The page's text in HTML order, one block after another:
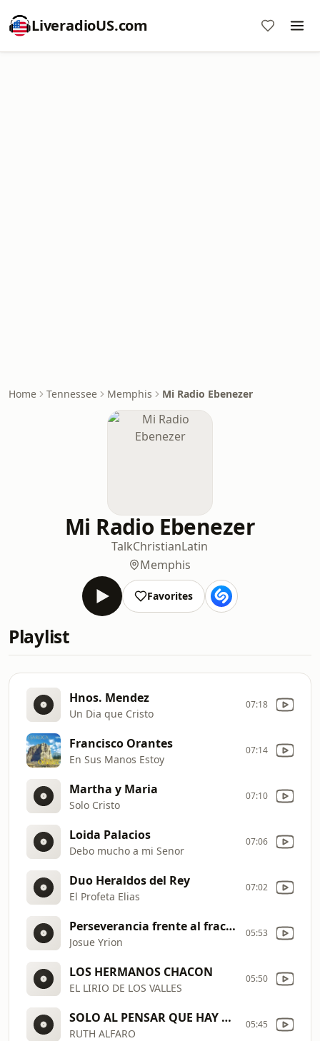
LiveradioUS.com
Home Tennessee Memphis Mi Radio Ebenezer
Mi Radio Ebenezer
TalkChristianLatin
Memphis
Favorites
Playlist
Hnos. Mendez
Un Dia que Cristo
07:18
Francisco Orantes
En Sus Manos Estoy
07:14
Martha y Maria
Solo Cristo
07:10
Loida Palacios
Debo mucho a mi Senor
07:06
Duo Heraldos del Rey
El Profeta Elias
07:02
Perseverancia frente al fracaso
Josue Yrion
05:53
LOS HERMANOS CHACON
EL LIRIO DE LOS VALLES
05:50
SOLO AL PENSAR QUE HAY UN DIOS
RUTH ALFARO
05:45